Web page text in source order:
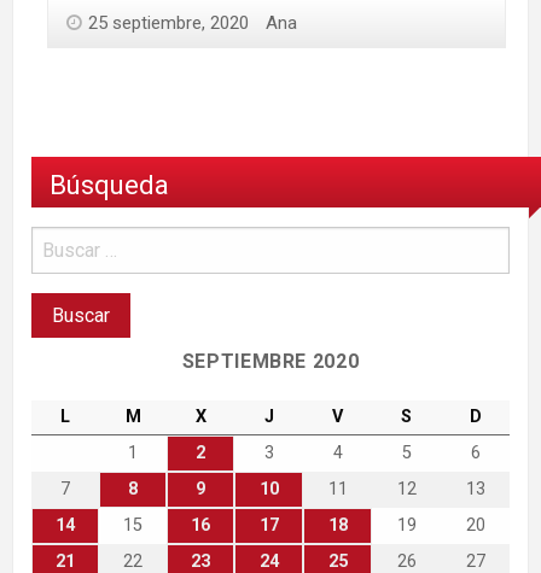
25 septiembre, 2020 Ana
Búsqueda
SEPTIEMBRE 2020
L M X J V S
D
1
2 3 4 5
6
7
8 9 10 11 12
13
14
15 16 17 18 19
20
21
22 23 24 25 26
27